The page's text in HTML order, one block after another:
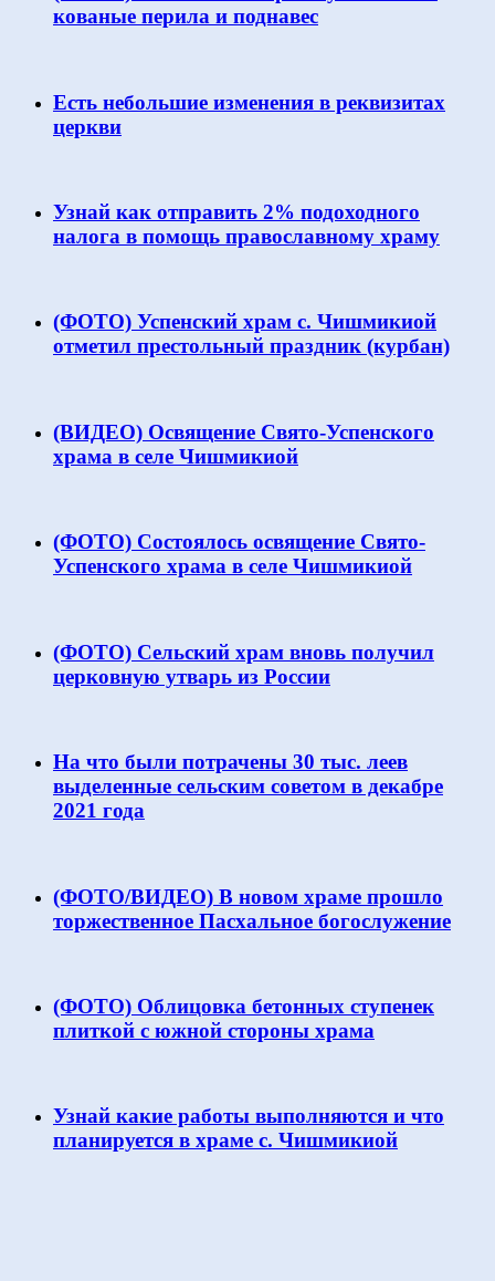
кованые перила и поднавес
Есть небольшие изменения в реквизитах
церкви
Узнай как отправить 2% подоходного
налога в помощь православному храму
(ФОТО) Успенский храм с. Чишмикиой
отметил престольный праздник (курбан)
(ВИДЕО) Освящение Свято-Успенского
храма в селе Чишмикиой
(ФОТО) Состоялось освящение Свято-
Успенского храма в селе Чишмикиой
(ФОТО) Сельский храм вновь получил
церковную утварь из России
На что были потрачены 30 тыс. леев
выделенные сельским советом в декабре
2021 года
(ФОТО/ВИДЕО) В новом храме прошло
торжественное Пасхальное богослужение
(ФОТО) Облицовка бетонных ступенек
плиткой с южной стороны храма
Узнай какие работы выполняются и что
планируется в храме с. Чишмикиой